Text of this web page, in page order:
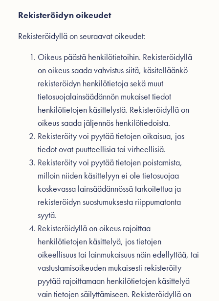
Rekisteröidyn oikeudet
Rekisteröidyllä on seuraavat oikeudet:
Oikeus päästä henkilötietoihin. Rekisteröidyllä
on oikeus saada vahvistus siitä, käsitelläänkö
rekisteröidyn henkilötietoja sekä muut
tietosuojalainsäädännön mukaiset tiedot
henkilötietojen käsittelystä. Rekisteröidyllä on
oikeus saada jäljennös henkilötiedoista.
Rekisteröity voi pyytää tietojen oikaisua, jos
tiedot ovat puutteellisia tai virheellisiä.
Rekisteröity voi pyytää tietojen poistamista,
milloin niiden käsittelyyn ei ole tietosuojaa
koskevassa lainsäädännössä tarkoitettua ja
rekisteröidyn suostumuksesta riippumatonta
syytä.
Rekisteröidyllä on oikeus rajoittaa
henkilötietojen käsittelyä, jos tietojen
oikeellisuus tai lainmukaisuus näin edellyttää, tai
vastustamisoikeuden mukaisesti rekisteröity
pyytää rajoittamaan henkilötietojen käsittelyä
vain tietojen säilyttämiseen. Rekisteröidyllä on